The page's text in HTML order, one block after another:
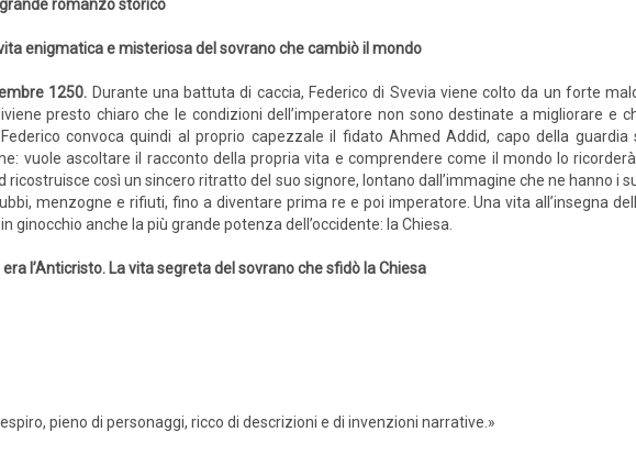
romanzo storico
enigmatica e misteriosa del sovrano che cambiò il mondo
1250. Durante una battuta di caccia, Federico di Svevia viene colto da un forte
presto chiaro che le condizioni dell’imperatore non sono destinate a migliorare e
convoca quindi al proprio capezzale il fidato Ahmed Addid, capo della guardia
vuole ascoltare il racconto della propria vita e comprendere come il mondo lo
così un sincero ritratto del suo signore, lontano dall’immagine che ne hanno i
menzogne e rifiuti, fino a diventare prima re e poi imperatore. Una vita all’insegna
ginocchio anche la più grande potenza dell’occidente: la Chiesa.
l’Anticristo. La vita segreta del sovrano che sfidò la Chiesa
pieno di personaggi, ricco di descrizioni e di invenzioni narrative.»